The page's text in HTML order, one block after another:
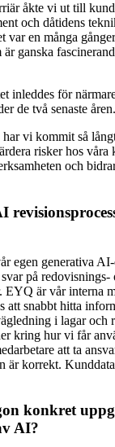
åkte vi ut till
och dåtidens
var en många
ganska
inleddes för
de två senaste åren.
vi kommit så
risker hos våra
och
egen generativa
på redovisnings-
EYQ är vår interna
att snabbt hitta
i lagar och
kring hur vi får
att ta
är korrekt.
konkret
AI?